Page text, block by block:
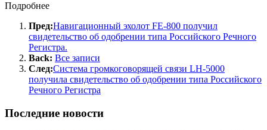
Подробнее
Пред:Навигационный эхолот FE-800 получил
свидетельство об одобрении типа Российского Речного
Регистра.
Back: Все записи
След:Cистема громкоговорящей связи LH-5000
получила свидетельство об одобрении типа Российского
Речного Регистра
Последние новости